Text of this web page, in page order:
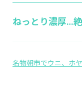
ねっとり濃厚…
名物朝市でウニ、ホ